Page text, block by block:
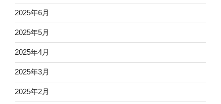
2025年6月
2025年5月
2025年4月
2025年3月
2025年2月